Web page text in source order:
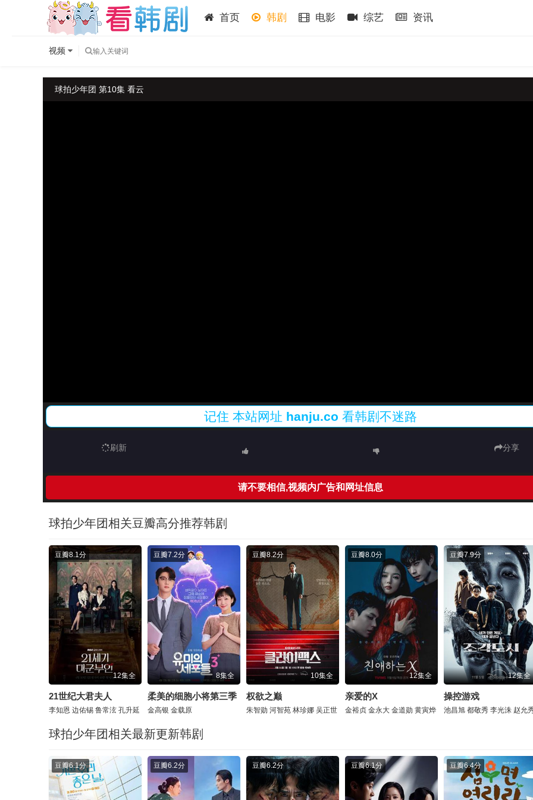
首页 韩剧 电影 综艺 资讯
视频
球拍少年团 第10集 看云
记住 本站网址 hanju.co 看韩剧不迷路
刷新 分享
请不要相信,视频内广告和网址信息
球拍少年团相关豆瓣高分推荐韩剧
豆瓣8.1分
12集全
21世纪大君夫人
李知恩 边佑锡 鲁常泫 孔升延
豆瓣7.2分
8集全
柔美的细胞小将第三季
金高银 金载原
豆瓣8.2分
10集全
权欲之巅
朱智勋 河智苑 林珍娜 吴正世
豆瓣8.0分
12集全
亲爱的X
金裕贞 金永大 金道勋 黄寅烨
豆瓣7.9分
12集全
操控游戏
池昌旭 都敬秀 李光洙 赵允
球拍少年团相关最新更新韩剧
豆瓣6.1分 豆瓣6.2分 豆瓣6.2分 豆瓣6.1分 豆瓣6.4分